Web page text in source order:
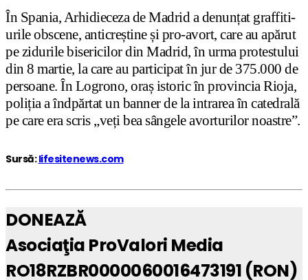
În Spania, Arhidieceza de Madrid a denunțat graffiti-
urile obscene, anticreștine și pro-avort, care au apărut
pe zidurile bisericilor din Madrid, în urma protestului
din 8 martie, la care au participat în jur de 375.000 de
persoane. În Logrono, oraș istoric în provincia Rioja,
poliția a îndpărtat un banner de la intrarea în catedrală
pe care era scris „veți bea sângele avorturilor noastre”.
Sursă:lifesitenews.com
DONEAZĂ
Asociaţia ProValori Media
RO18RZBR0000060016473191 (RON)